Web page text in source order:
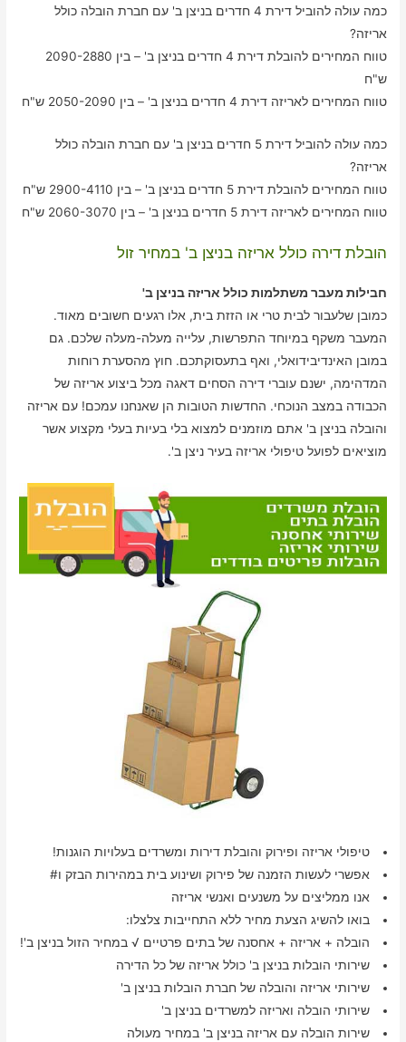
כמה עולה להוביל דירת 4 חדרים בניצן ב' עם חברת הובלה כולל
אריזה?
טווח המחירים להובלת דירת 4 חדרים בניצן ב' – בין 2090-2880
ש"ח
טווח המחירים לאריזה דירת 4 חדרים בניצן ב' – בין 2050-2090 ש"ח
כמה עולה להוביל דירת 5 חדרים בניצן ב' עם חברת הובלה כולל
אריזה?
טווח המחירים להובלת דירת 5 חדרים בניצן ב' – בין 2900-4110 ש"ח
טווח המחירים לאריזה דירת 5 חדרים בניצן ב' – בין 2060-3070 ש"ח
הובלת דירה כולל אריזה בניצן ב' במחיר זול
חבילות מעבר משתלמות כולל אריזה בניצן ב'
כמובן שלעבור לבית טרי או הזזת בית, אלו רגעים חשובים מאוד.
המעבר משקף במיוחד התפרשות, עלייה מעלה-מעלה שלכם. גם
במובן האינדיבידואלי, ואף בתעסוקתכם. חוץ מהסערת רוחות
המדהימה, ישנם עוברי דירה הסחים דאגה מכל ביצוע אריזה של
הכבודה במצב הנוכחי. החדשות הטובות הן שאנחנו עמכם! עם אריזה
והובלה בניצן ב' אתם מוזמנים למצוא בלי בעיות בעלי מקצוע אשר
מוציאים לפועל טיפולי אריזה בעיר ניצן ב'.
טיפולי אריזה ופירוק והובלת דירות ומשרדים בעלויות הוגנות!
אפשרי לעשות הזמנה של פירוק ושינוע בית במהירות הבזק ו#
אנו ממליצים על משנעים ואנשי אריזה
בואו להשיג הצעת מחיר ללא התחייבות צלצלו:
הובלה + אריזה + אחסנה של בתים פרטיים √ במחיר הזול בניצן ב'!
שירותי הובלות בניצן ב' כולל אריזה של כל הדירה
שירותי אריזה והובלה של חברת הובלות בניצן ב'
שירותי הובלה ואריזה למשרדים בניצן ב'
שירות הובלה עם אריזה בניצן ב' במחיר מעולה